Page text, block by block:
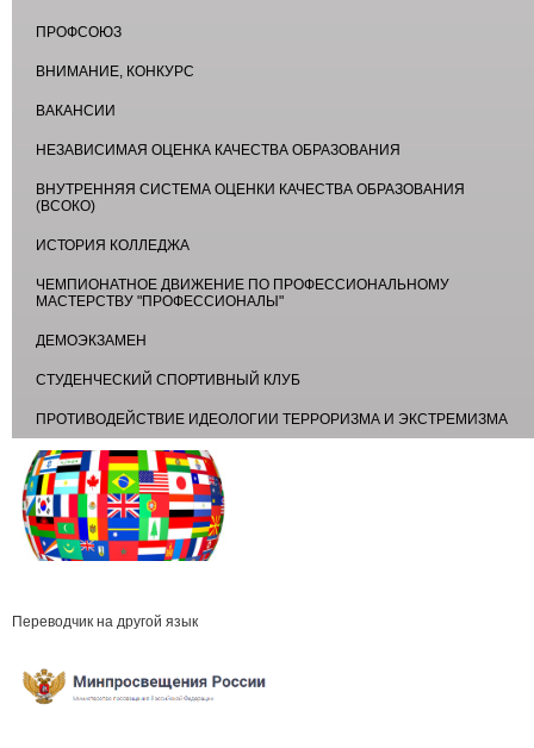
ПРОФСОЮЗ
ВНИМАНИЕ, КОНКУРС
ВАКАНСИИ
НЕЗАВИСИМАЯ ОЦЕНКА КАЧЕСТВА ОБРАЗОВАНИЯ
ВНУТРЕННЯЯ СИСТЕМА ОЦЕНКИ КАЧЕСТВА ОБРАЗОВАНИЯ
(ВСОКО)
ИСТОРИЯ КОЛЛЕДЖА
ЧЕМПИОНАТНОЕ ДВИЖЕНИЕ ПО ПРОФЕССИОНАЛЬНОМУ
МАСТЕРСТВУ "ПРОФЕССИОНАЛЫ"
ДЕМОЭКЗАМЕН
СТУДЕНЧЕСКИЙ СПОРТИВНЫЙ КЛУБ
ПРОТИВОДЕЙСТВИЕ ИДЕОЛОГИИ ТЕРРОРИЗМА И ЭКСТРЕМИЗМА
Переводчик на другой язык